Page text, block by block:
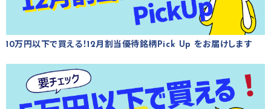
10万円以下で買える！12月割当優待銘柄Pick Up をお届けします